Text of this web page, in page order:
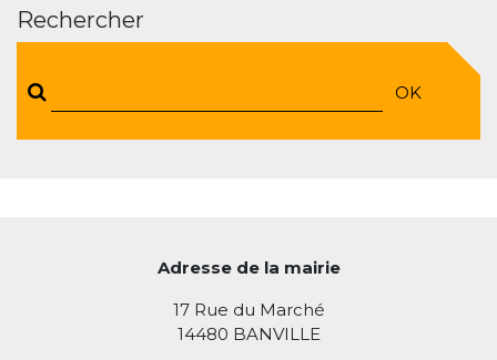
Rechercher
OK
Adresse de la mairie
17 Rue du Marché
14480 BANVILLE